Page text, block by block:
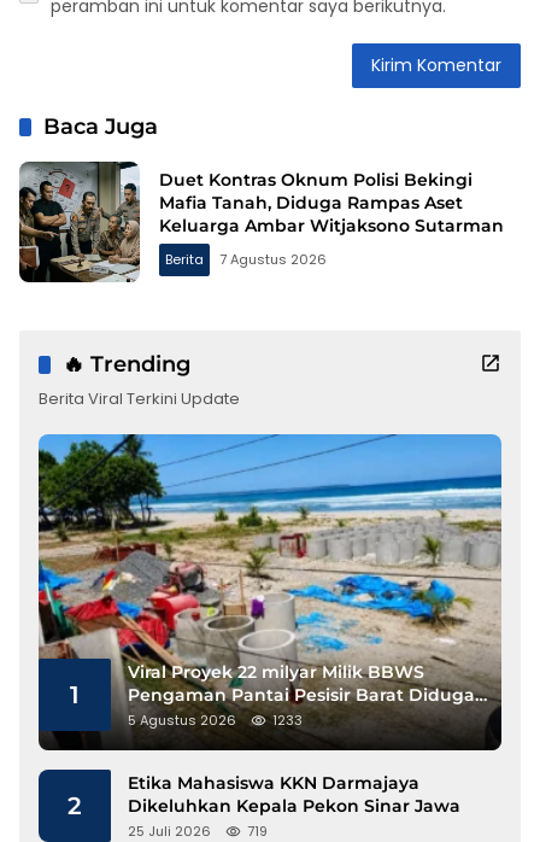
peramban ini untuk komentar saya berikutnya.
Baca Juga
Duet Kontras Oknum Polisi Bekingi
Mafia Tanah, Diduga Rampas Aset
Keluarga Ambar Witjaksono Sutarman
Berita 7 Agustus 2026
🔥 Trending
Berita Viral Terkini Update
1
Viral Proyek 22 milyar Milik BBWS
Pengaman Pantai Pesisir Barat Diduga
Gunakan Besi Banci
5 Agustus 2026 1233
2
Etika Mahasiswa KKN Darmajaya
Dikeluhkan Kepala Pekon Sinar Jawa
25 Juli 2026 719